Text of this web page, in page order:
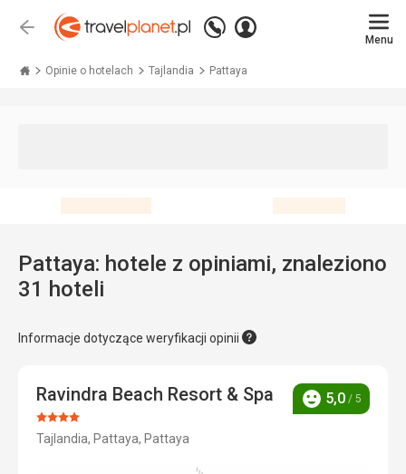
Wstecz
Zadzwoń
+48 71 771 76 55
Zaloguj
Menu
Opinie o hotelach Tajlandia Pattaya
Pattaya: hotele z opiniami, znaleziono
31 hoteli
Informacje dotyczące weryfikacji opinii
Ravindra Beach Resort & Spa
Ocena:
4/5
Tajlandia, Pattaya, Pattaya
Ocena
5,0 / 5